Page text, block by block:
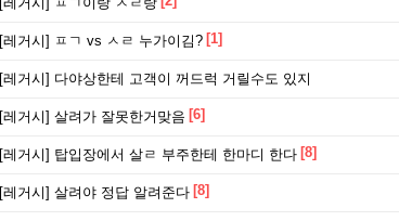
[레거시] ㅍㄱ vs ㅅㄹ 누가이김? [1]
[레거시] 다야상한테 고객이 꺼드럭 거릴수도 있지
[레거시] 살려가 잘못한거맞음 [6]
[레거시] 탑입장에서 살ㄹ 부주한테 한마디 한다 [8]
[레거시] 살려야 정답 알려준다 [8]